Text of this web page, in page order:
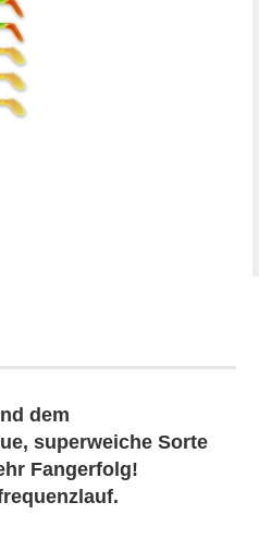
dem
superweiche Sorte
Fangerfolg!